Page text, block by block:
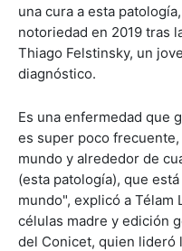
una cura a esta
notoriedad en 2019 tras
Thiago Felstinsky, un
diagnóstico.
Es una enfermedad
es super poco
mundo y alrededor de
(esta patología), que
mundo", explicó a Télam
células madre y edición
del Conicet, quien lideró